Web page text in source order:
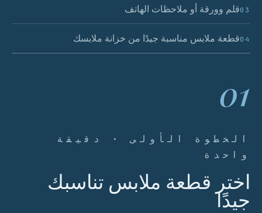
03قلم وورقة أو ملاحظات الهاتف
04قطعة ملابس مناسبة جيدًا من خزانة ملابسك
01
الخطوة الأولى · دقيقة
واحدة
اختر قطعة ملابس تناسبك
جيدًا